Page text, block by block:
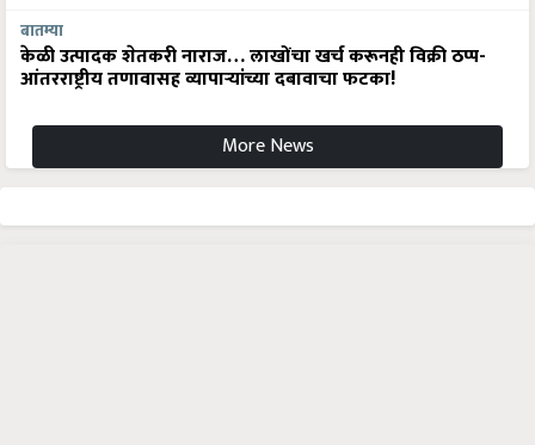
बातम्या
केळी उत्पादक शेतकरी नाराज… लाखोंचा खर्च करूनही विक्री ठप्प-
आंतरराष्ट्रीय तणावासह व्यापाऱ्यांच्या दबावाचा फटका!
More News